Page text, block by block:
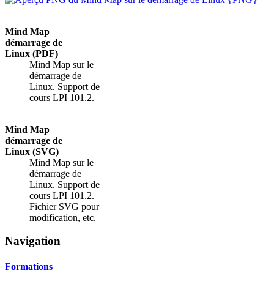
Mind Map
démarrage de
Linux (PDF)
Mind Map sur le
démarrage de
Linux. Support de
cours LPI 101.2.
Mind Map
démarrage de
Linux (SVG)
Mind Map sur le
démarrage de
Linux. Support de
cours LPI 101.2.
Fichier SVG pour
modification, etc.
Navigation
Formations